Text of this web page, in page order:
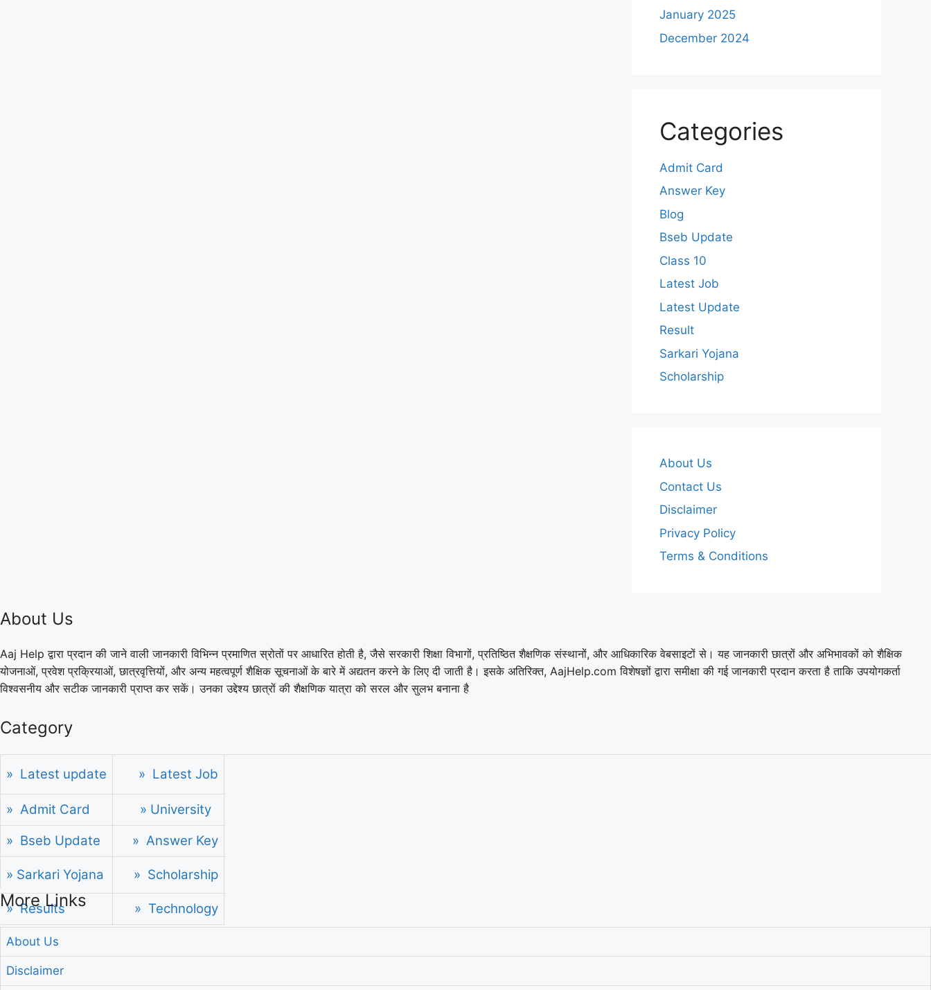
January 2025
December 2024
Categories
Admit Card
Answer Key
Blog
Bseb Update
Class 10
Latest Job
Latest Update
Result
Sarkari Yojana
Scholarship
About Us
Contact Us
Disclaimer
Privacy Policy
Terms & Conditions
About Us
Aaj Help द्वारा प्रदान की जाने वाली जानकारी विभिन्न प्रमाणित स्रोतों पर आधारित होती है, जैसे सरकारी शिक्षा विभागों, प्रतिष्ठित शैक्षणिक संस्थानों, और आधिकारिक वेबसाइटों से। यह जानकारी छात्रों और अभिभावकों को शैक्षिक
योजनाओं, प्रवेश प्रक्रियाओं, छात्रवृत्तियों, और अन्य महत्वपूर्ण शैक्षिक सूचनाओं के बारे में अद्यतन करने के लिए दी जाती है। इसके अतिरिक्त, AajHelp.com विशेषज्ञों द्वारा समीक्षा की गई जानकारी प्रदान करता है ताकि उपयोगकर्ता
विश्वसनीय और सटीक जानकारी प्राप्त कर सकें। उनका उद्देश्य छात्रों की शैक्षणिक यात्रा को सरल और सुलभ बनाना है
Category
» Latest update » Latest Job
» Admit Card
» University
» Bseb Update
» Answer Key
» Sarkari Yojana » Scholarship
» Results » Technology
More Links
About Us
Disclaimer